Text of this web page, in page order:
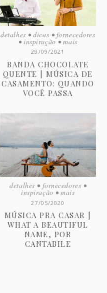
detalhes • dicas • fornecedores
• inspiração • mais
29/09/2021
BANDA CHOCOLATE
QUENTE | MÚSICA DE
CASAMENTO: QUANDO
VOCÊ PASSA
detalhes • fornecedores •
inspiração • mais
27/05/2020
MÚSICA PRA CASAR |
WHAT A BEAUTIFUL
NAME, POR
CANTABILE